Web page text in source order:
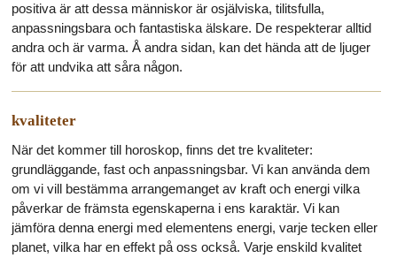
positiva är att dessa människor är osjälviska, tilitsfulla,
anpassningsbara och fantastiska älskare. De respekterar alltid
andra och är varma. Å andra sidan, kan det hända att de ljuger
för att undvika att såra någon.
kvaliteter
När det kommer till horoskop, finns det tre kvaliteter:
grundläggande, fast och anpassningsbar. Vi kan använda dem
om vi vill bestämma arrangemanget av kraft och energi vilka
påverkar de främsta egenskaperna i ens karaktär. Vi kan
jämföra denna energi med elementens energi, varje tecken eller
planet, vilka har en effekt på oss också. Varje enskild kvalitet